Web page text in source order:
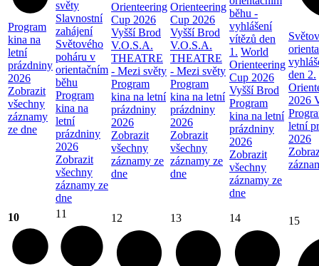
Program
kina na
letní
prázdniny
2026
Zobrazit
všechny
záznamy
ze dne
světy
Slavnostní
zahájení
Světového
poháru v
orientačním
běhu
Program
kina na
letní
prázdniny
2026
Zobrazit
všechny
záznamy ze
dne
Orienteering
Cup 2026
Vyšší Brod
V.O.S.A.
THEATRE
- Mezi světy
Program
kina na letní
prázdniny
2026
Zobrazit
všechny
záznamy ze
dne
Orienteering
Cup 2026
Vyšší Brod
V.O.S.A.
THEATRE
- Mezi světy
Program
kina na letní
prázdniny
2026
Zobrazit
všechny
záznamy ze
dne
běhu -
vyhlášení
vítězů den
1. World
Orienteering
Cup 2026
Vyšší Brod
Program
kina na letní
prázdniny
2026
Zobrazit
všechny
záznamy ze
dne
den 2.
2026
letní
2026
10 11 12 13 14 15